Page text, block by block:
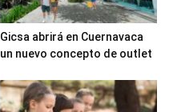
Gicsa abrirá en Cuernavaca
un nuevo concepto de outlet